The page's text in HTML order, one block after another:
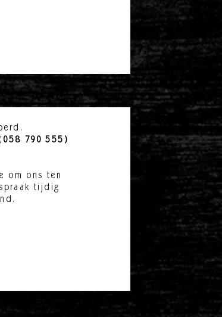
058 790 555)
om ons ten
tijdig